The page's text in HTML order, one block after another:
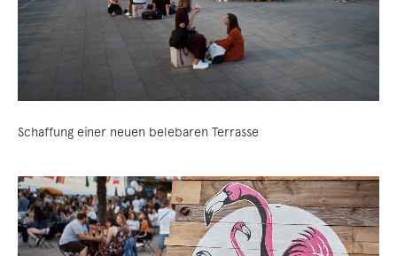
Schaffung einer neuen belebaren Terrasse